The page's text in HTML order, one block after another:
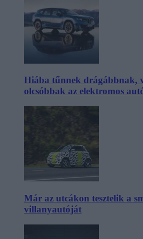
Hiába tűnnek drágábbnak,
olcsóbbak az elektromos
Már az utcákon tesztelik a
villanyautóját